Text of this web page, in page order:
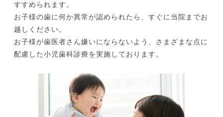
すすめられます。
お子様の歯に何か異常が認められたら、すぐに当院までお
越しください。
お子様が歯医者さん嫌いにならないよう、さまざまな点に
配慮した小児歯科診療を実施しております。